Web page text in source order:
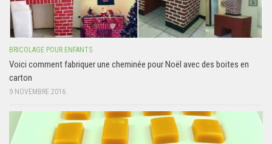
BRICOLAGE POUR ENFANTS
Voici comment fabriquer une cheminée pour Noël avec des boites en
carton
9 NOVEMBRE 2016